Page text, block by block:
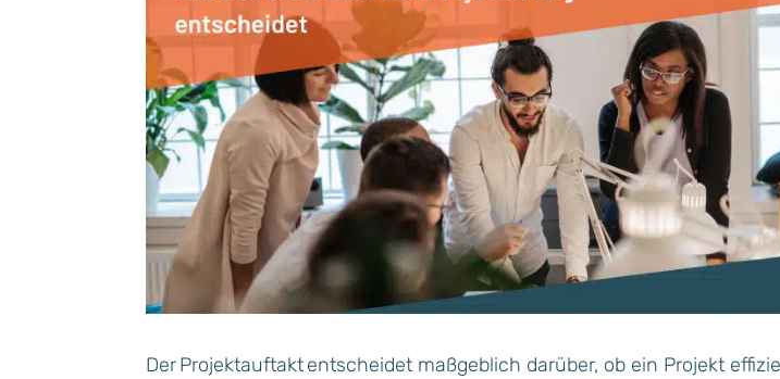
Der Projektauftakt entscheidet maßgeblich darüber, ob ein Projekt